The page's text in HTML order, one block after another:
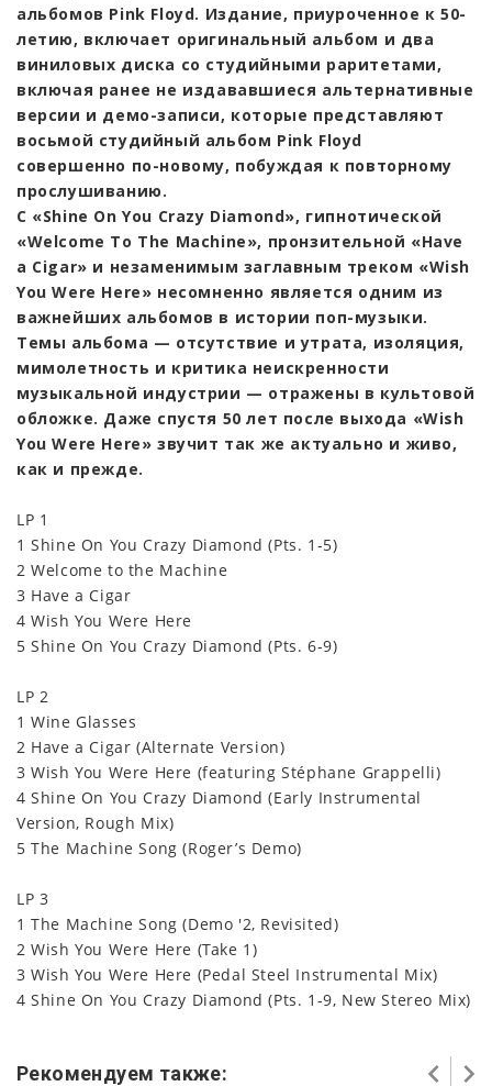
альбомов Pink Floyd. Издание, приуроченное к 50-
летию, включает оригинальный альбом и два
виниловых диска со студийными раритетами,
включая ранее не издававшиеся альтернативные
версии и демо-записи, которые представляют
восьмой студийный альбом Pink Floyd
совершенно по-новому, побуждая к повторному
прослушиванию.
С «Shine On You Crazy Diamond», гипнотической
«Welcome To The Machine», пронзительной «Have
a Cigar» и незаменимым заглавным треком «Wish
You Were Here» несомненно является одним из
важнейших альбомов в истории поп-музыки.
Темы альбома — отсутствие и утрата, изоляция,
мимолетность и критика неискренности
музыкальной индустрии — отражены в культовой
обложке. Даже спустя 50 лет после выхода «Wish
You Were Here» звучит так же актуально и живо,
как и прежде.
LP 1
1 Shine On You Crazy Diamond (Pts. 1-5)
2 Welcome to the Machine
3 Have a Cigar
4 Wish You Were Here
5 Shine On You Crazy Diamond (Pts. 6-9)
LP 2
1 Wine Glasses
2 Have a Cigar (Alternate Version)
3 Wish You Were Here (featuring Stéphane Grappelli)
4 Shine On You Crazy Diamond (Early Instrumental
Version, Rough Mix)
5 The Machine Song (Roger’s Demo)
LP 3
1 The Machine Song (Demo '2, Revisited)
2 Wish You Were Here (Take 1)
3 Wish You Were Here (Pedal Steel Instrumental Mix)
4 Shine On You Crazy Diamond (Pts. 1-9, New Stereo Mix)
Рекомендуем также: